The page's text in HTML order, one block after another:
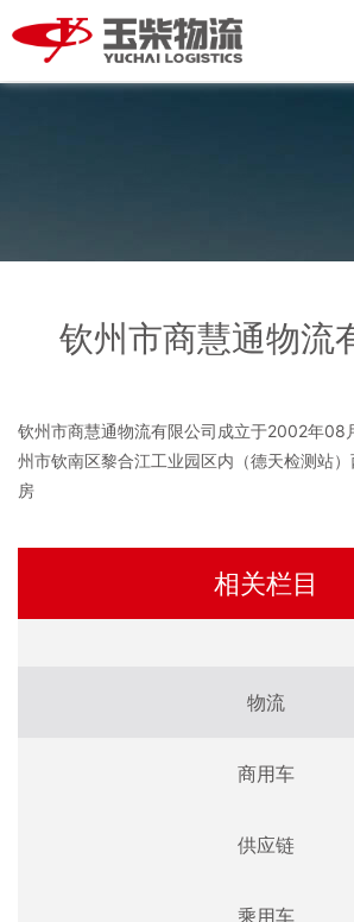
钦州市商慧通物流
钦州市商慧通物流有限公司成立于2002年08
州市钦南区黎合江工业园区内（德天检测站
房
相关栏目
物流
商用车
供应链
乘用车